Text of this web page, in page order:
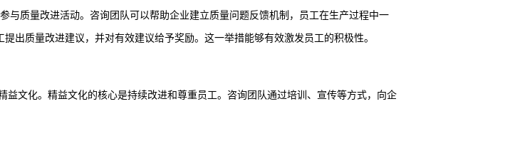
与质量改进活动。咨询团队可以帮助企业建立质量问题反馈机制，员工在生产过程中一
出质量改进建议，并对有效建议给予奖励。这一举措能够有效激发员工的积极性。
文化。精益文化的核心是持续改进和尊重员工。咨询团队通过培训、宣传等方式，向企